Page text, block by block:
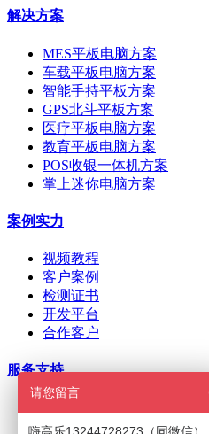
解决方案
MES平板电脑方案
车载平板电脑方案
智能手持平板方案
GPS北斗平板方案
医疗平板电脑方案
教育平板电脑方案
POS收银一体机方案
掌上迷你电脑方案
案例实力
视频教程
客户案例
检测证书
开发平台
合作客户
服务支持
在线下单
请您留言